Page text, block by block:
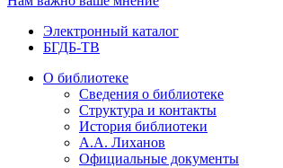
Электронный каталог
БГДБ-ТВ
О библиотеке
Сведения о библиотеке
Структура и контакты
История библиотеки
А.А. Лиханов
Официальные документы